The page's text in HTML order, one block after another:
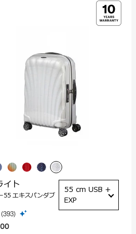
イト
55 エキスパンダブ
(393)
55 cm USB +
EXP